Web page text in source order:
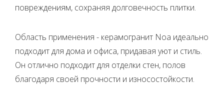
повреждениям, сохраняя долговечность плитки.
Область применения - керамогранит Noa идеально
подходит для дома и офиса, придавая уют и стиль.
Он отлично подходит для отделки стен, полов
благодаря своей прочности и износостойкости.